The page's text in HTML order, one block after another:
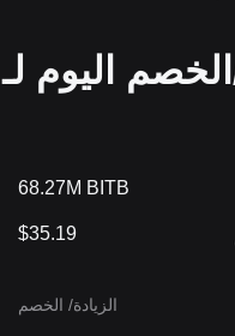
68.27M BITB
$35.19
الزيادة/ الخصم